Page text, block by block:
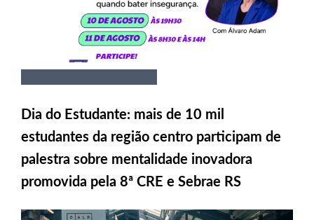
Dia do Estudante: mais de 10 mil
estudantes da região centro participam de
palestra sobre mentalidade inovadora
promovida pela 8ª CRE e Sebrae RS